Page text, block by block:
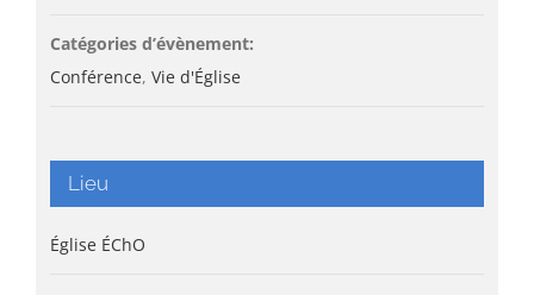
Catégories d’évènement:
Conférence, Vie d'Église
Lieu
Église ÉChO